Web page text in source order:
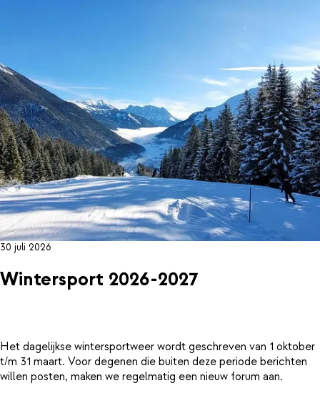
30 juli 2026
Wintersport 2026-2027
Het dagelijkse wintersportweer wordt geschreven van 1 oktober
t/m 31 maart. Voor degenen die buiten deze periode berichten
willen posten, maken we regelmatig een nieuw forum aan.